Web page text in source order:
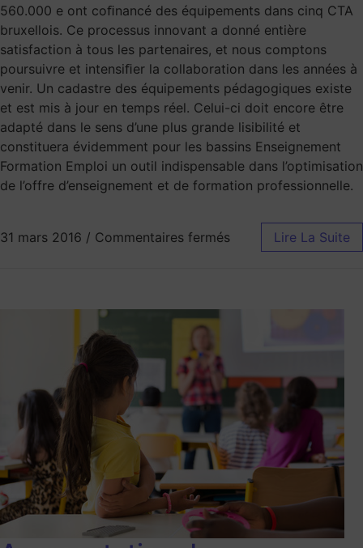
560.000 e ont coﬁnancé des équipements dans cinq CTA
bruxellois. Ce processus innovant a donné entière
satisfaction à tous les partenaires, et nous comptons
poursuivre et intensiﬁer la collaboration dans les années à
venir. Un cadastre des équipements pédagogiques existe
et est mis à jour en temps réel. Celui-ci doit encore être
adapté dans le sens d’une plus grande lisibilité et
constituera évidemment pour les bassins Enseignement
Formation Emploi un outil indispensable dans l’optimisation
de l’offre d’enseignement et de formation professionnelle.
31 mars 2016 / Commentaires fermés Lire La Suite